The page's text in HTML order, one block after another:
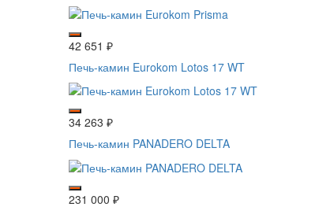
42 651 ₽
Печь-камин Eurokom Lotos 17 WT
34 263 ₽
Печь-камин PANADERO DELTA
231 000 ₽